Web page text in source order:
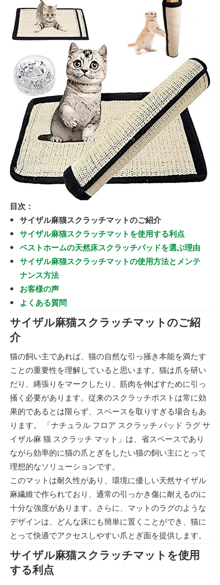
目次：
サイザル麻猫スクラッチマットのご紹介
サイザル麻猫スクラッチマットを使用する利点
ベストホームの天然床スクラッチパッドを選ぶ理由
サイザル麻猫スクラッチマットの使用方法とメンテ
ナンス方法
お客様の声
よくある質問
サイザル麻猫スクラッチマットのご紹
介
猫の飼い主であれば、猫の自然な引っ掻き本能を満たす
ことの重要性を理解していると思います。猫は爪を研い
だり、縄張りをマークしたり、筋肉を伸ばすために引っ
掻く必要があります。従来のスクラッチポストは常に効
果的であるとは限らず、スペースを取りすぎる場合もあ
ります。 「ナチュラル フロア スクラッチ パッド ラグ サ
イザル麻 猫 スクラッチ マット」は、省スペースであり
ながら効率的に猫の爪とぎをしたい猫の飼い主にとって
理想的なソリューションです。
このマットは耐久性があり、環境に優しい天然サイザル
麻繊維で作られており、通常の引っかき傷に耐えるのに
十分な強度があります。さらに、マットのラグのような
デザインは、どんな床にも簡単に置くことができ、猫に
とって快適でアクセスしやすい爪とぎ面を提供します。
サイザル麻猫スクラッチマットを使用
する利点